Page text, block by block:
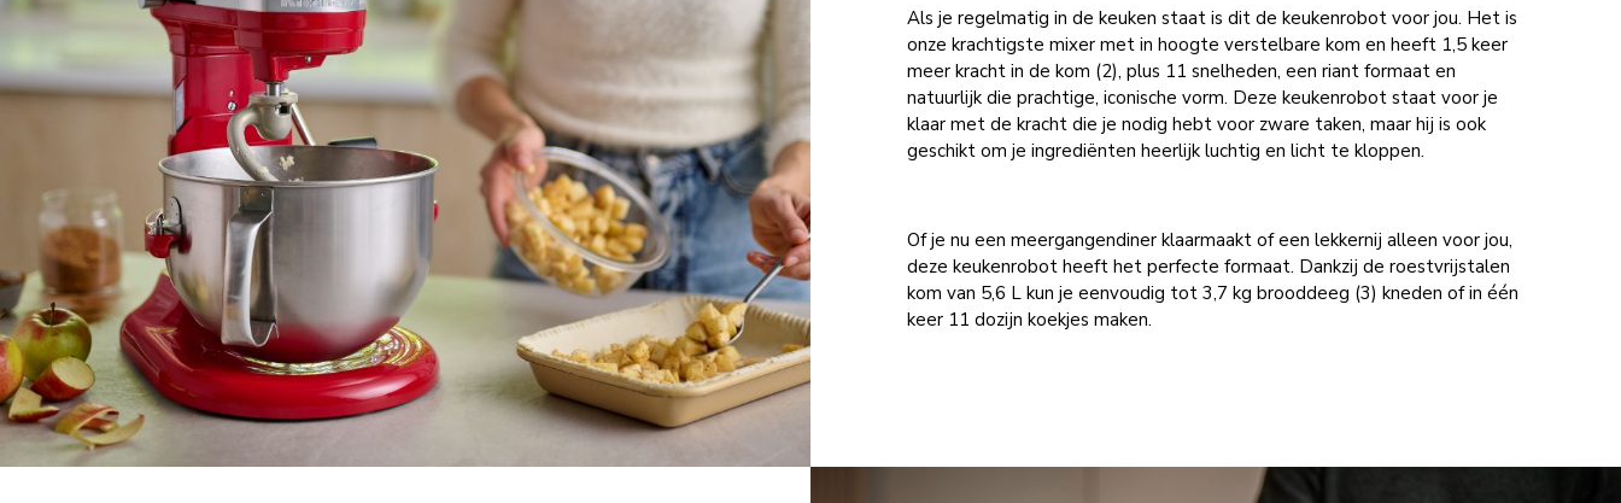
Als je regelmatig in de keuken staat is dit de keukenrobot voor jou. Het is
onze krachtigste mixer met in hoogte verstelbare kom en heeft 1,5 keer
meer kracht in de kom (2), plus 11 snelheden, een riant formaat en
natuurlijk die prachtige, iconische vorm. Deze keukenrobot staat voor je
klaar met de kracht die je nodig hebt voor zware taken, maar hij is ook
geschikt om je ingrediënten heerlijk luchtig en licht te kloppen.
Of je nu een meergangendiner klaarmaakt of een lekkernij alleen voor jou,
deze keukenrobot heeft het perfecte formaat. Dankzij de roestvrijstalen
kom van 5,6 L kun je eenvoudig tot 3,7 kg brooddeeg (3) kneden of in één
keer 11 dozijn koekjes maken.